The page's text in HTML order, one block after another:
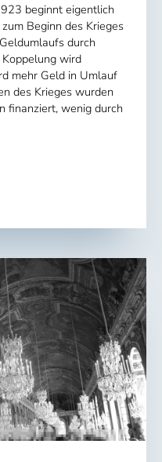
beginnt eigentlich
Beginn des Krieges
durch
wird
mehr Geld in Umlauf
des Krieges wurden
finanziert, wenig durch